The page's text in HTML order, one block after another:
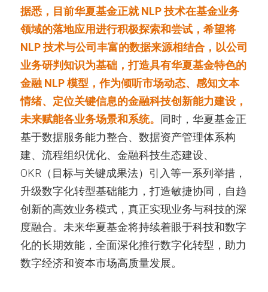
据悉，目前华夏基金正就 NLP 技术在基金业务
领域的落地应用进行积极探索和尝试，希望将
NLP 技术与公司丰富的数据来源相结合，以公司
业务研判知识为基础，打造具有华夏基金特色的
金融 NLP 模型，作为倾听市场动态、感知文本
情绪、定位关键信息的金融科技创新能力建设，
未来赋能各业务场景和系统。
同时，华夏基金正
基于数据服务能力整合、数据资产管理体系构
建、流程组织优化、金融科技生态建设、
OKR（目标与关键成果法）引入等一系列举措，
升级数字化转型基础能力，打造敏捷协同，自趋
创新的高效业务模式，真正实现业务与科技的深
度融合。未来华夏基金将持续着眼于科技和数字
化的长期效能，全面深化推行数字化转型，助力
数字经济和资本市场高质量发展。